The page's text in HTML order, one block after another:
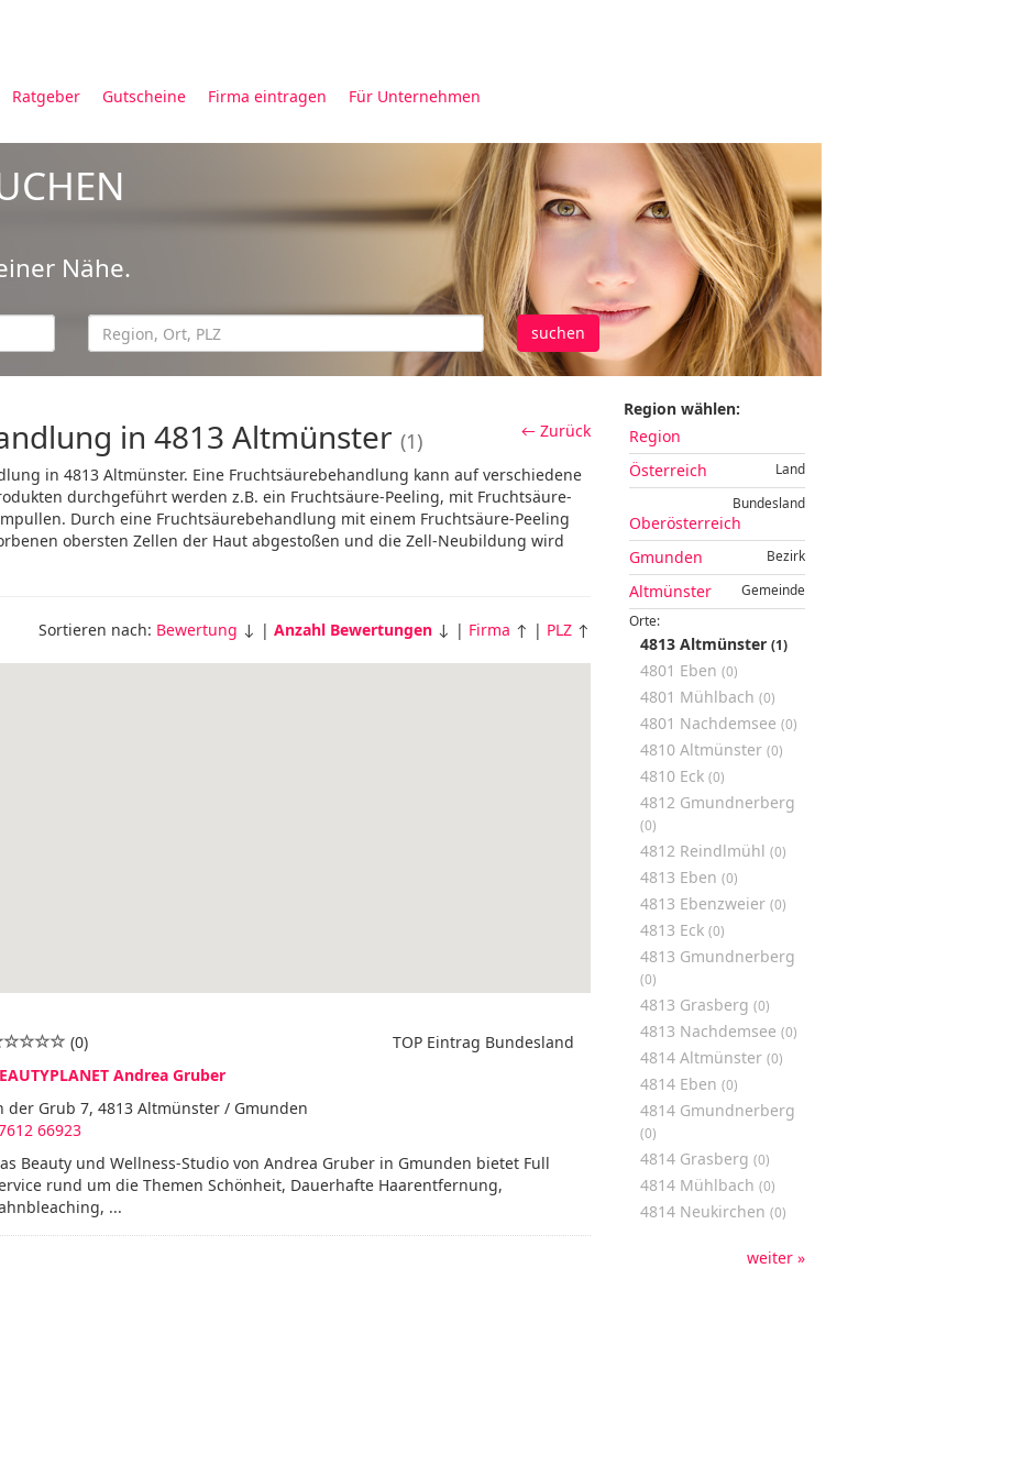
Ratgeber Gutscheine Firma eintragen Für Unternehmen
Nähe.
suchen
← Zurück
in 4813 Altmünster (1)
in 4813 Altmünster. Eine Fruchtsäurebehandlung kann auf verschiedene
durchgeführt werden z.B. ein Fruchtsäure-Peeling, mit Fruchtsäure-
Durch eine Fruchtsäurebehandlung mit einem Fruchtsäure-Peeling
obersten Zellen der Haut abgestoßen und die Zell-Neubildung wird
Sortieren nach: Bewertung ↓ | Anzahl Bewertungen ↓ | Firma ↑ | PLZ ↑
TOP Eintrag Bundesland
(0)
Andrea Gruber
der Grub 7, 4813 Altmünster / Gmunden
66923
Beauty und Wellness-Studio von Andrea Gruber in Gmunden bietet Full
rund um die Themen Schönheit, Dauerhafte Haarentfernung,
...
Region wählen:
Region
Land
Österreich
Bundesland
Oberösterreich
Bezirk
Gmunden
Gemeinde
Altmünster
Orte:
4813 Altmünster (1)
4801 Eben (0)
4801 Mühlbach (0)
4801 Nachdemsee (0)
4810 Altmünster (0)
4810 Eck (0)
4812 Gmundnerberg
(0)
4812 Reindlmühl (0)
4813 Eben (0)
4813 Ebenzweier (0)
4813 Eck (0)
4813 Gmundnerberg
(0)
4813 Grasberg (0)
4813 Nachdemsee (0)
4814 Altmünster (0)
4814 Eben (0)
4814 Gmundnerberg
(0)
4814 Grasberg (0)
4814 Mühlbach (0)
4814 Neukirchen (0)
weiter »